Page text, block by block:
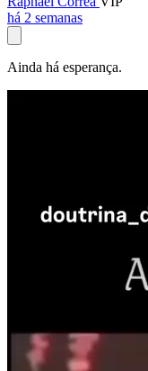
há 2 semanas
Ainda há esperança.